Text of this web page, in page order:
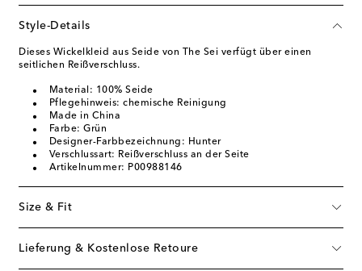
Style-Details
Dieses Wickelkleid aus Seide von The Sei verfügt über einen
seitlichen Reißverschluss.
Material: 100% Seide
Pflegehinweis: chemische Reinigung
Made in China
Farbe: Grün
Designer-Farbbezeichnung: Hunter
Verschlussart: Reißverschluss an der Seite
Artikelnummer: P00988146
Size & Fit
Lieferung & Kostenlose Retoure